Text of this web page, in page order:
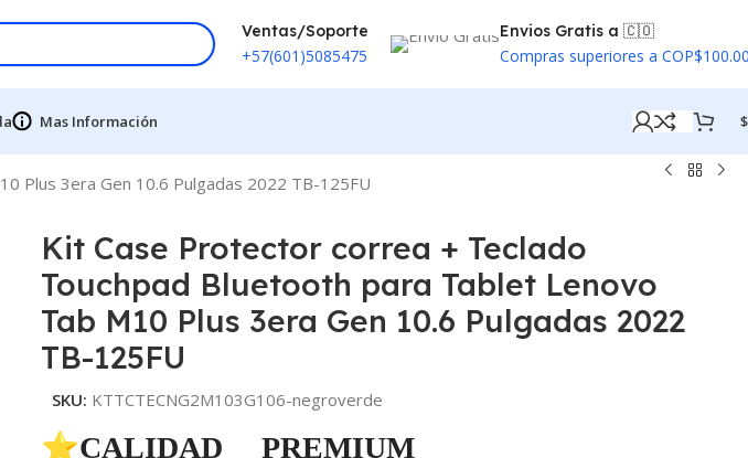
Ventas/Soporte
+57(601)5085475
Envios Gratis a 🇨🇴
Compras superiores a
Mas Información $
Plus 3era Gen 10.6 Pulgadas 2022 TB-125FU
Kit Case Protector correa + Teclado
Touchpad Bluetooth para Tablet Lenovo
Tab M10 Plus 3era Gen 10.6 Pulgadas 2022
TB-125FU
SKU: KTTCTECNG2M103G106-negroverde
⭐CALIDAD PREMIUM